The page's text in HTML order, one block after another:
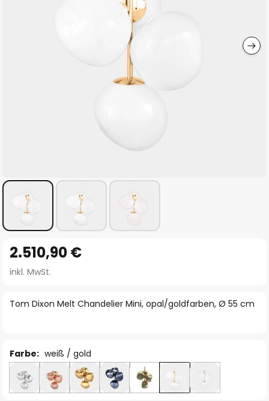
Anfang
der
springen
Tom Dixon Melt Chandelier Mini, opal/goldfarben, Ø 55 cm
2.510,90 €
inkl. MwSt.
Farbe: weiß / gold